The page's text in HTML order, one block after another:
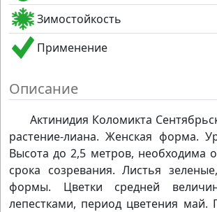
Зимостойкость
Применение
Описание
Актинидия Коломикта
растение-лиана. Женская форма.
Высота до 2,5 метров, необходима
срока созревания. Листья
формы. Цветки средней
лепестками, период цветения май.